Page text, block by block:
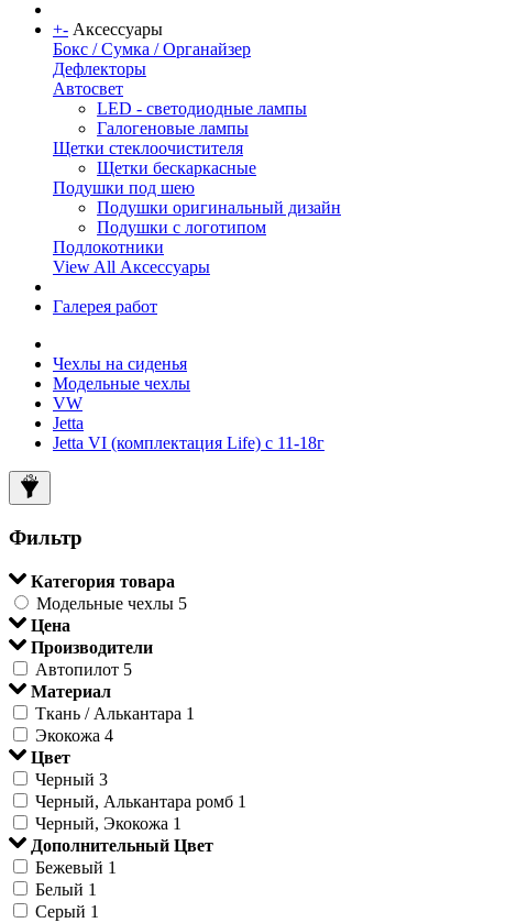
+- Аксессуары
Бокс / Сумка / Органайзер
Дефлекторы
Автосвет
LED - светодиодные лампы
Галогеновые лампы
Щетки стеклоочистителя
Щетки бескаркасные
Подушки под шею
Подушки оригинальный дизайн
Подушки с логотипом
Подлокотники
View All Аксессуары
Галерея работ
Чехлы на сиденья
Модельные чехлы
VW
Jetta
Jetta VI (комплектация Life) c 11-18г
Фильтр
Категория товара
Модельные чехлы 5
Цена
Производители
Автопилот 5
Материал
Ткань / Алькантара 1
Экокожа 4
Цвет
Черный 3
Черный, Алькантара ромб 1
Черный, Экокожа 1
Дополнительный Цвет
Бежевый 1
Белый 1
Серый 1